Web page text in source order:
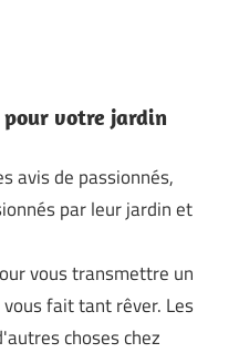
pour votre jardin
avis de passionnés,
par leur jardin et
vous transmettre un
fait tant rêver. Les
choses chez